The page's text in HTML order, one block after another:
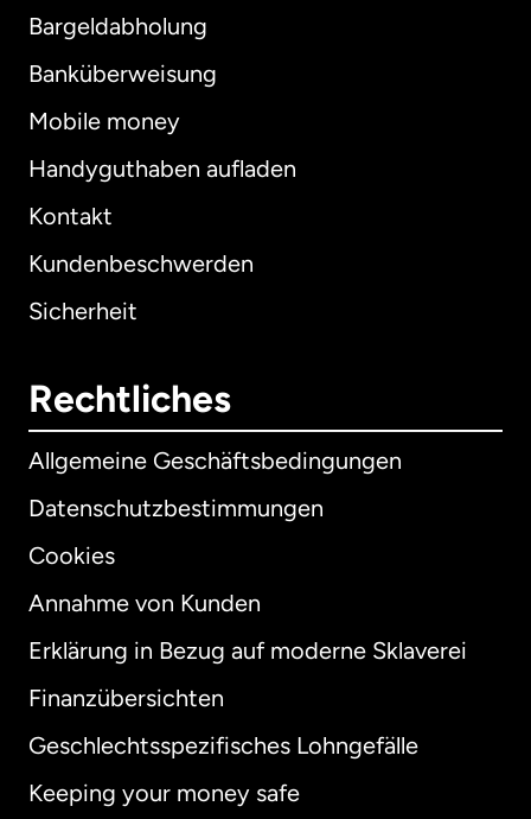
Bargeldabholung
Banküberweisung
Mobile money
Handyguthaben aufladen
Kontakt
Kundenbeschwerden
Sicherheit
Rechtliches
Allgemeine Geschäftsbedingungen
Datenschutzbestimmungen
Cookies
Annahme von Kunden
Erklärung in Bezug auf moderne Sklaverei
Finanzübersichten
Geschlechtsspezifisches Lohngefälle
Keeping your money safe
International English
Australien